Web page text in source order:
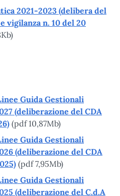
2021-2023 (delibera del
vigilanza n. 10 del 20
Guida Gestionali
(deliberazione del CDA
(pdf 10,87Mb)
Guida Gestionali
(deliberazione del CDA
(pdf 7,95Mb)
Guida Gestionali
(deliberazione del C.d.A